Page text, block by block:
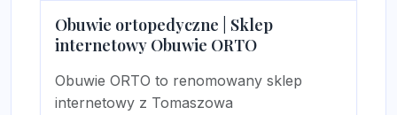
Obuwie ortopedyczne | Sklep
internetowy Obuwie ORTO
Obuwie ORTO to renomowany sklep
internetowy z Tomaszowa